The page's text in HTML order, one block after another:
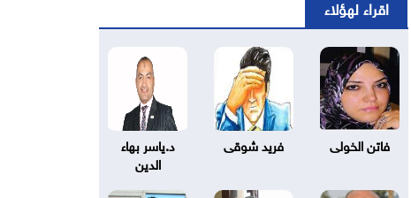
اقراء لهؤلاء
فاتن الخولى فريد شوقى
د.ياسر بهاء
الدين